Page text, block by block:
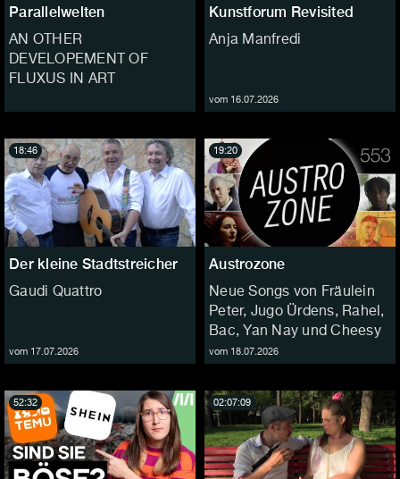
Parallelwelten
AN OTHER
DEVELOPEMENT OF
FLUXUS IN ART
Kunstforum Revisited
Anja Manfredi
vom 16.07.2026
Der kleine Stadtstreicher
Gaudi Quattro
vom 17.07.2026
18:46
Austrozone
Neue Songs von Fräulein
Peter, Jugo Ürdens, Rahel,
Bac, Yan Nay und Cheesy
vom 18.07.2026
19:20
52:32 02:07:09